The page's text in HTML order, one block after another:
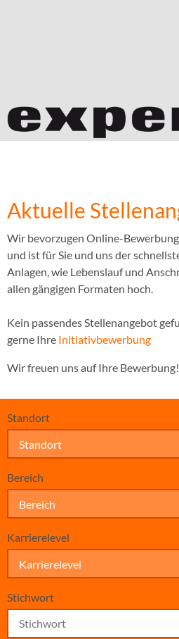
Aktuelle
Wir bevorzugen Online-
und ist für Sie und uns der
Anlagen, wie Lebenslauf und
allen gängigen Formaten hoch.
Kein passendes Stellenangebot
gerne Ihre Initiativbewerbung
Wir freuen uns auf Ihre Bewerbung!
Standort
Standort
Bereich
Bereich
Karrierelevel
Karrierelevel
Stichwort